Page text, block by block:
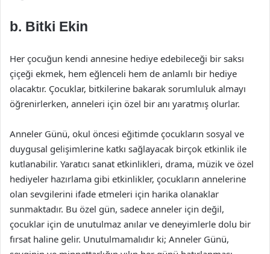
b. Bitki Ekin
Her çocuğun kendi annesine hediye edebileceği bir saksı
çiçeği ekmek, hem eğlenceli hem de anlamlı bir hediye
olacaktır. Çocuklar, bitkilerine bakarak sorumluluk almayı
öğrenirlerken, anneleri için özel bir anı yaratmış olurlar.
Anneler Günü, okul öncesi eğitimde çocukların sosyal ve
duygusal gelişimlerine katkı sağlayacak birçok etkinlik ile
kutlanabilir. Yaratıcı sanat etkinlikleri, drama, müzik ve özel
hediyeler hazırlama gibi etkinlikler, çocukların annelerine
olan sevgilerini ifade etmeleri için harika olanaklar
sunmaktadır. Bu özel gün, sadece anneler için değil,
çocuklar için de unutulmaz anılar ve deneyimlerle dolu bir
fırsat haline gelir. Unutulmamalıdır ki; Anneler Günü,